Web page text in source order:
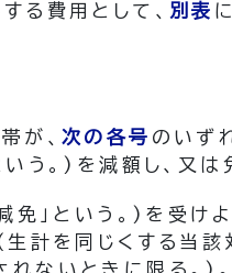
る費用として、 別表
が、次の各号 のいず
う。) を減額し、又は
免」という。) を受け
生計を同じくする当
れないときに限る。)